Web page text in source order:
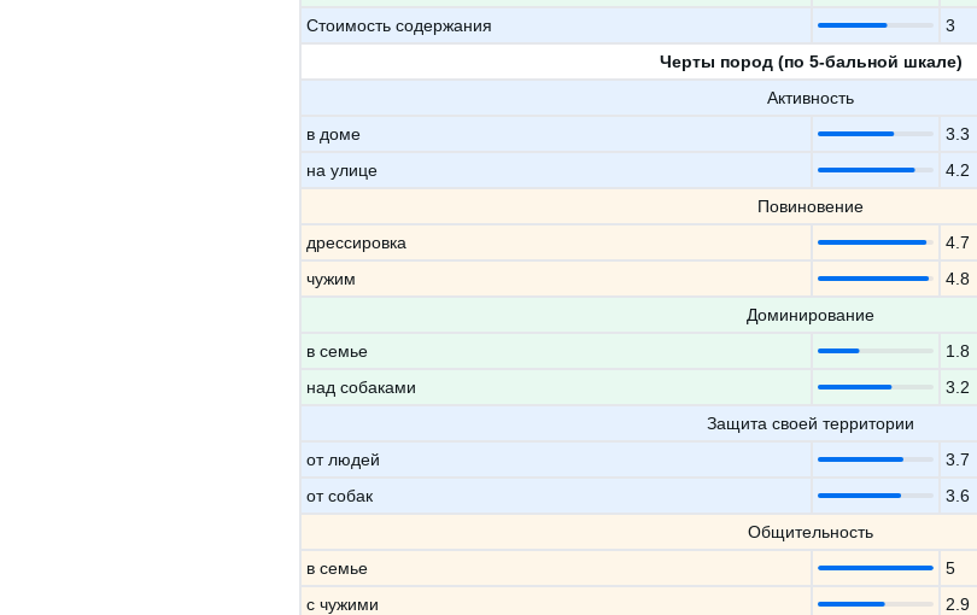
Стоимость содержания
3
Черты пород (по 5-бальной шкале)
Активность
в доме
3.3
на улице
4.2
Повиновение
дрессировка
4.7
чужим
4.8
Доминирование
в семье
1.8
над собаками
3.2
Защита своей территории
от людей
3.7
от собак
3.6
Общительность
в семье
5
с чужими
2.9